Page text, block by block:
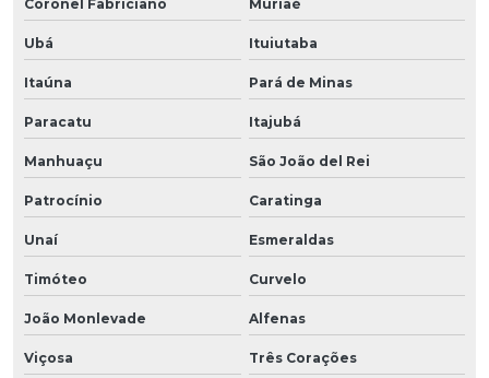
Coronel Fabriciano Muriaé
Ubá Ituiutaba
Itaúna Pará de Minas
Paracatu Itajubá
Manhuaçu São João del Rei
Patrocínio Caratinga
Unaí Esmeraldas
Timóteo Curvelo
João Monlevade Alfenas
Viçosa Três Corações